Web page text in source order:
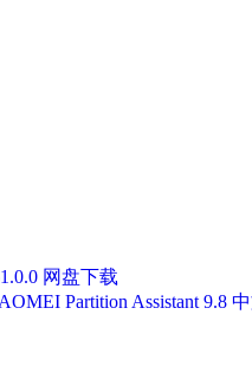
网盘下载
Partition Assistant 9.8